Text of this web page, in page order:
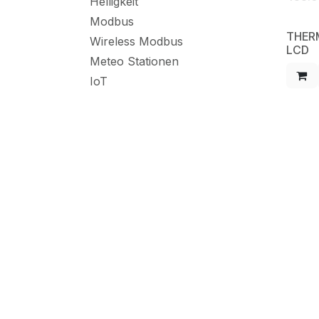
Modbus
Wireless Modbus
Meteo Stationen
IoT
LCD